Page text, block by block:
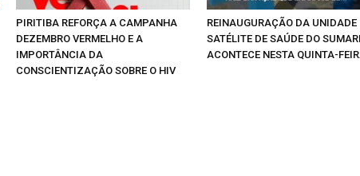
PIRITIBA REFORÇA A CAMPANHA
DEZEMBRO VERMELHO E A
IMPORTÂNCIA DA
CONSCIENTIZAÇÃO SOBRE O HIV
REINAUGURAÇÃO DA UNIDADE
SATÉLITE DE SAÚDE DO
ACONTECE NESTA QUINTA-